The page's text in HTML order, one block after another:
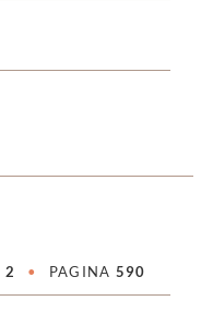
2 • PAGINA 590